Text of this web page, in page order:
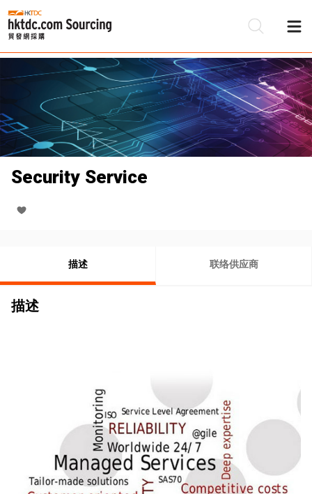
Security Service
描述 联络供应商
描述